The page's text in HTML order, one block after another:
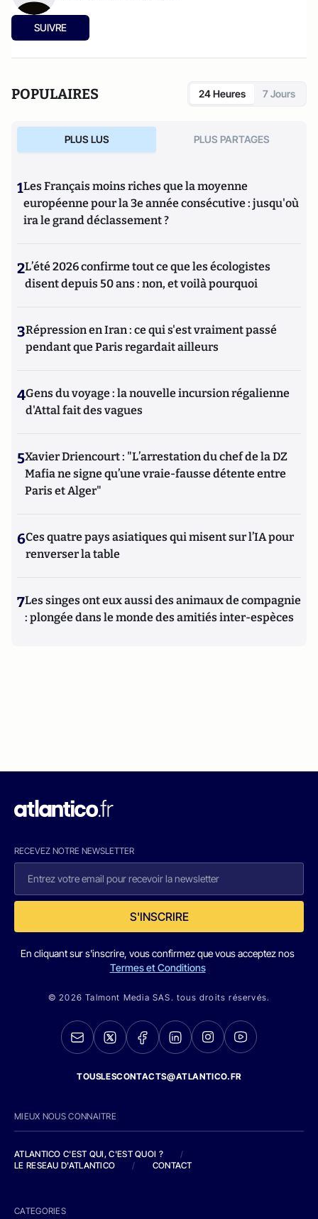
SUIVRE
POPULAIRES 24 Heures 7 Jours
PLUS LUS PLUS PARTAGES
1Les Français moins riches que la moyenne
européenne pour la 3e année consécutive : jusqu'où
ira le grand déclassement ?
2L’été 2026 confirme tout ce que les écologistes
disent depuis 50 ans : non, et voilà pourquoi
3Répression en Iran : ce qui s'est vraiment passé
pendant que Paris regardait ailleurs
4Gens du voyage : la nouvelle incursion régalienne
d'Attal fait des vagues
5Xavier Driencourt : "L’arrestation du chef de la DZ
Mafia ne signe qu’une vraie-fausse détente entre
Paris et Alger"
6Ces quatre pays asiatiques qui misent sur l’IA pour
renverser la table
7Les singes ont eux aussi des animaux de compagnie
: plongée dans le monde des amitiés inter-espèces
RECEVEZ NOTRE NEWSLETTER
S'INSCRIRE
En cliquant sur s'inscrire, vous confirmez que vous acceptez nos
Termes et Conditions
© 2026 Talmont Media SAS. tous droits réservés.
TOUSLESCONTACTS@ATLANTICO.FR
MIEUX NOUS CONNAITRE
ATLANTICO C'EST QUI, C'EST QUOI ?
/
LE RESEAU D'ATLANTICO
/ CONTACT
CATEGORIES